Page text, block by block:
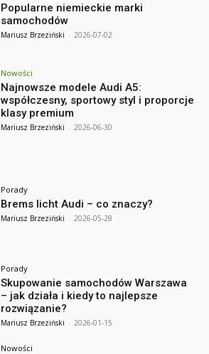
Popularne niemieckie marki
samochodów
Mariusz Brzeziński - 2026-07-02
Nowości
Najnowsze modele Audi A5:
współczesny, sportowy styl i proporcje
klasy premium
Mariusz Brzeziński - 2026-06-30
Porady
Brems licht Audi – co znaczy?
Mariusz Brzeziński - 2026-05-28
Porady
Skupowanie samochodów Warszawa
– jak działa i kiedy to najlepsze
rozwiązanie?
Mariusz Brzeziński - 2026-01-15
Nowości